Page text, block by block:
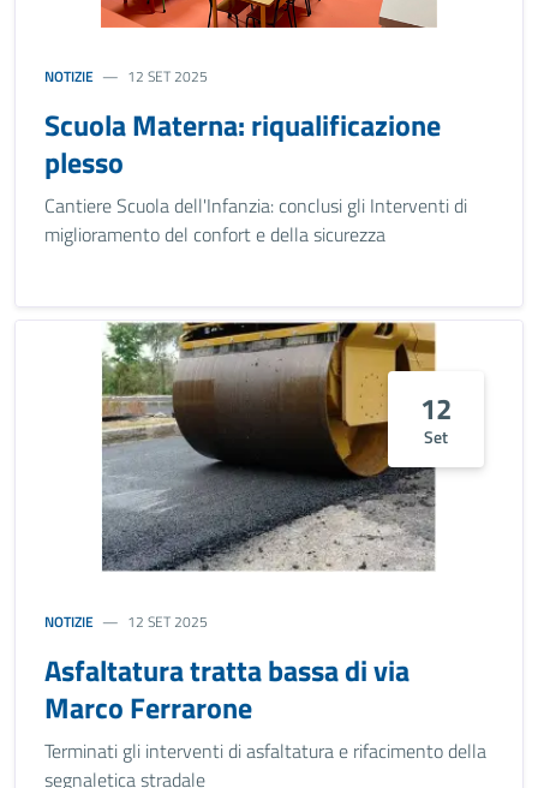
NOTIZIE 12 SET 2025
Scuola Materna: riqualificazione
plesso
Cantiere Scuola dell'Infanzia: conclusi gli Interventi di
miglioramento del confort e della sicurezza
12
Set
NOTIZIE 12 SET 2025
Asfaltatura tratta bassa di via
Marco Ferrarone
Terminati gli interventi di asfaltatura e rifacimento della
segnaletica stradale